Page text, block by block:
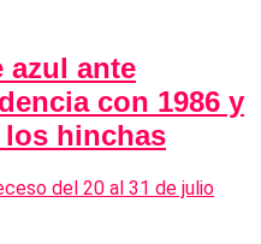
azul ante
con 1986 y
los hinchas